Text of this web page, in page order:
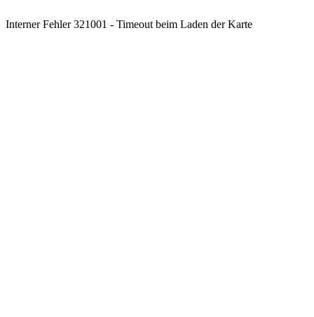
Interner Fehler 321001 - Timeout beim Laden der Karte